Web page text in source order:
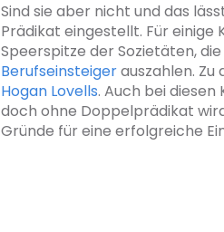
Sind sie aber nicht und das
Prädikat eingestellt. Für einige
Speerspitze der Sozietäten,
Berufseinsteigerauszahlen. Zu
Hogan Lovells. Auch bei
doch ohne Doppelprädikat
Gründe für eine erfolgreiche